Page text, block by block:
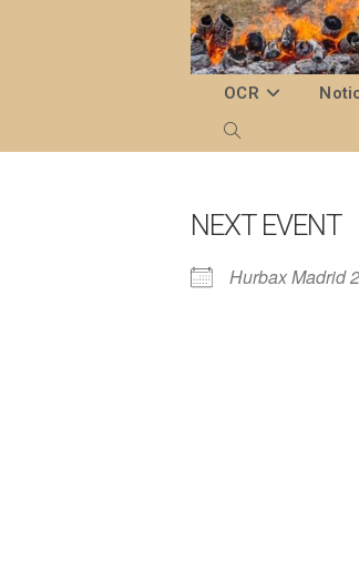
OCR
Alternar
web
NEXT EVENT
Hurbax Madrid